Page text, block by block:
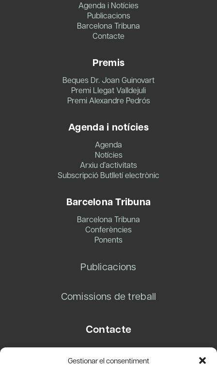
Gestionar el consentiment
Agenda i Notícies
Publicacions
Barcelona Tribuna
Contacte
Premis
Beques Dr. Joan Guinovart
Premi Llegat Valldejuli
Premi Alexandre Pedrós
Agenda i notícies
Agenda
Notícies
Arxiu d’activitats
Subscripció Butlletí electrònic
Barcelona Tribuna
Barcelona Tribuna
Conferències
Ponents
Publicacions
Comissions de treball
Contacte
08003 Barcelona